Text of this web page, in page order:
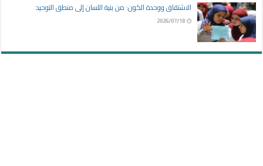
الاشتقاق ووحدة الكون: من بنية اللسان إلى منطق التوحيد
2026/07/18